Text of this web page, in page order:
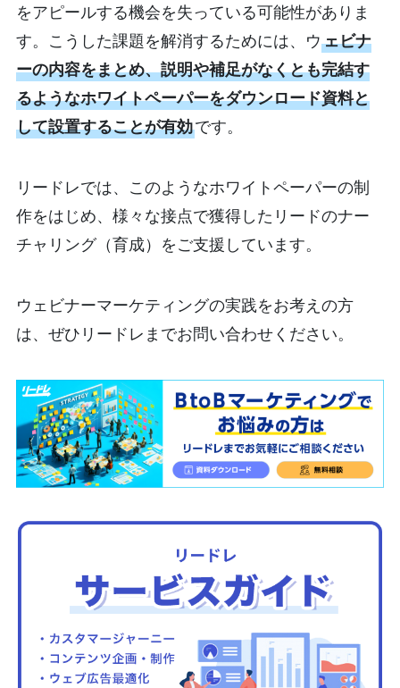
をアピールする機会を失っている可能性がありま
す。こうした課題を解消するためには、ウェビナ
ーの内容をまとめ、説明や補足がなくとも完結す
るようなホワイトペーパーをダウンロード資料と
して設置することが有効です。
リードレでは、このようなホワイトペーパーの制
作をはじめ、様々な接点で獲得したリードのナー
チャリング（育成）をご支援しています。
ウェビナーマーケティングの実践をお考えの方
は、ぜひリードレまでお問い合わせください。